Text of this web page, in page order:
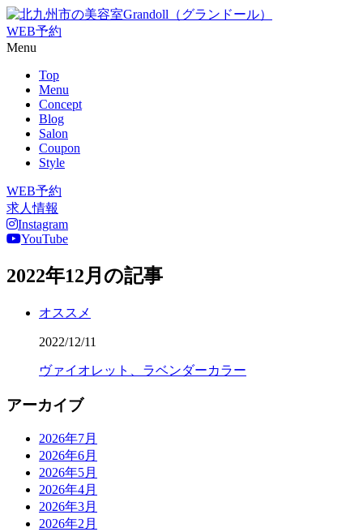
WEB予約
Menu
Top
Menu
Concept
Blog
Salon
Coupon
Style
WEB予約
求人情報
Instagram
YouTube
2022年12月の記事
オススメ
2022/12/11
ヴァイオレット、ラベンダーカラー
アーカイブ
2026年7月
2026年6月
2026年5月
2026年4月
2026年3月
2026年2月